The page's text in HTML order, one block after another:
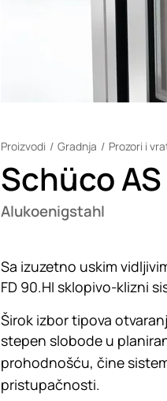
Proizvodi Gradnja Prozori i
Schüco
Alukoenigstahl
Sa izuzetno uskim
FD 90.HI sklopivo-klizni
Širok izbor tipova
stepen slobode u
prohodnošću, čine
pristupačnosti.